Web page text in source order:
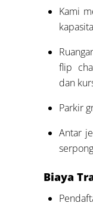
Kami
flip
dan
Parkir
Antar
serpong
Biaya